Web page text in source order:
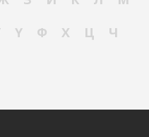
Ү Ф Х Ц
Ч